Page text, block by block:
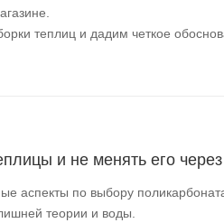
теплиц и дадим четкое
и не менять его через
аспекты по выбору
теории и воды.